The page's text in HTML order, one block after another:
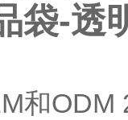
袋-透
和